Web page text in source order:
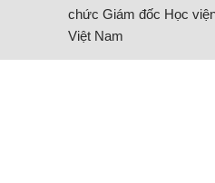
chức Giám đốc Học
Việt Nam